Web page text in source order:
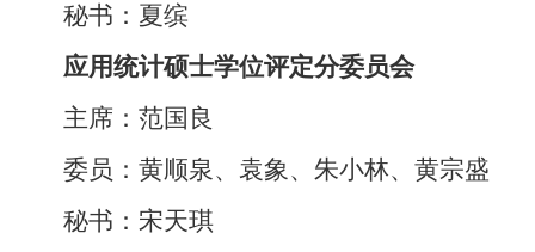
秘书：夏缤
应用统计硕士学位评定分委员会
主席：范国良
委员：黄顺泉、袁象、朱小林、黄宗盛
秘书：宋天琪